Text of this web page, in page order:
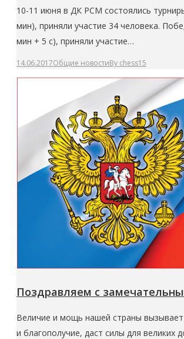
10-11 июня в ДК РСМ состоялись
мин), приняли участие 34 человека.
мин + 5 с), приняли участие…
14.06.2017Общие новостиBy chess15
Поздравляем с
Величие и мощь нашей страны вызывает
и благополучие, даст силы для великих